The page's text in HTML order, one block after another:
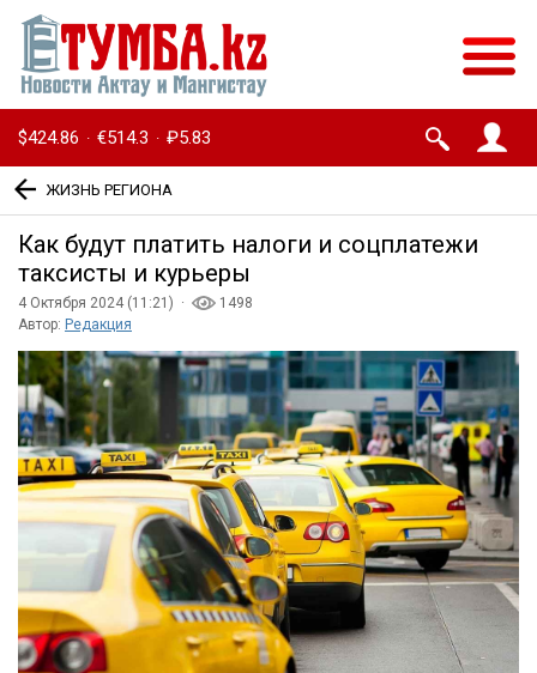
$424.86 · €514.3 · ₽5.83
ЖИЗНЬ РЕГИОНА
Как будут платить налоги и соцплатежи
таксисты и курьеры
4 Октября 2024 (11:21) ·
1498
Автор: Редакция